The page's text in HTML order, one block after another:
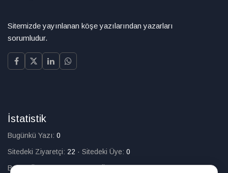
Sitemizde yayınlanan köşe yazılarından yazarları
sorumludur.
İstatistik
Bugünkü Yazı: 0
Sitedeki Ziyaretçi: 22 · Sitedeki Üye: 0
Bugün Üye Olan:0·Toplam Üye:226